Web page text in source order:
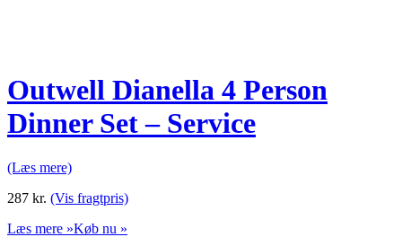
Outwell Dianella 4 Person
Dinner Set – Service
(Læs mere)
287 kr. (Vis fragtpris)
Læs mere »Køb nu »